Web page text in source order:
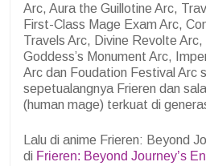
Arc, Aura the Guillotine Arc,
First-Class Mage Exam Arc,
Travels Arc, Divine Revolte
Goddess’s Monument Arc,
Arc dan Foudation Festival Arc
sepetualangnya Frieren dan
(human mage) terkuat di
Lalu di anime Frieren: Beyond
di Frieren: Beyond Journey’s